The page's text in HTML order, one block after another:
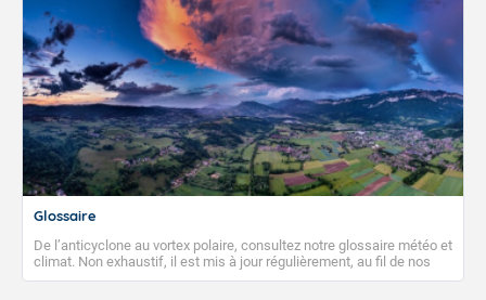
Glossaire
De l’anticyclone au vortex polaire, consultez notre glossaire météo et
climat. Non exhaustif, il est mis à jour régulièrement, au fil de nos
publications. Vous y trouverez également des liens utiles vers nos